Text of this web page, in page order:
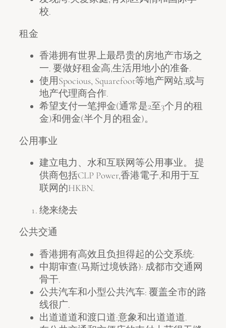
校.
租金
香港拥有世界上最昂贵的房地产市场之
一. 要做好租金高,生活用地小的准备.
使用Spocious, Squarefoot等地产网站,或与
地产代理商合作.
希望支付一笔押金(通常是2至3个月的租
金)和佣金(半个月的租金)。
公用事业
建立电力、水和互联网等公用事业。 提
供商包括CLP Power,香港電子,和用于互
联网的HKBN.
绕来绕去
公共交通
香港拥有高效且负担得起的公交系统:
中期审查(马斯过境铁路): 成都市交通网
骨干.
公共汽车和小型公共汽车: 覆盖全市的路
线很广.
出道道道和渡口道:意象和出道道道.